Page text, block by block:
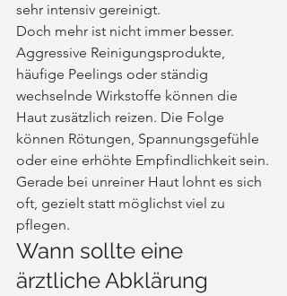
sehr intensiv gereinigt.
Doch mehr ist nicht immer besser.
Aggressive Reinigungsprodukte,
häufige Peelings oder ständig
wechselnde Wirkstoffe können die
Haut zusätzlich reizen. Die Folge
können Rötungen, Spannungsgefühle
oder eine erhöhte Empfindlichkeit sein.
Gerade bei unreiner Haut lohnt es sich
oft, gezielt statt möglichst viel zu
pflegen.
Wann sollte eine
ärztliche Abklärung